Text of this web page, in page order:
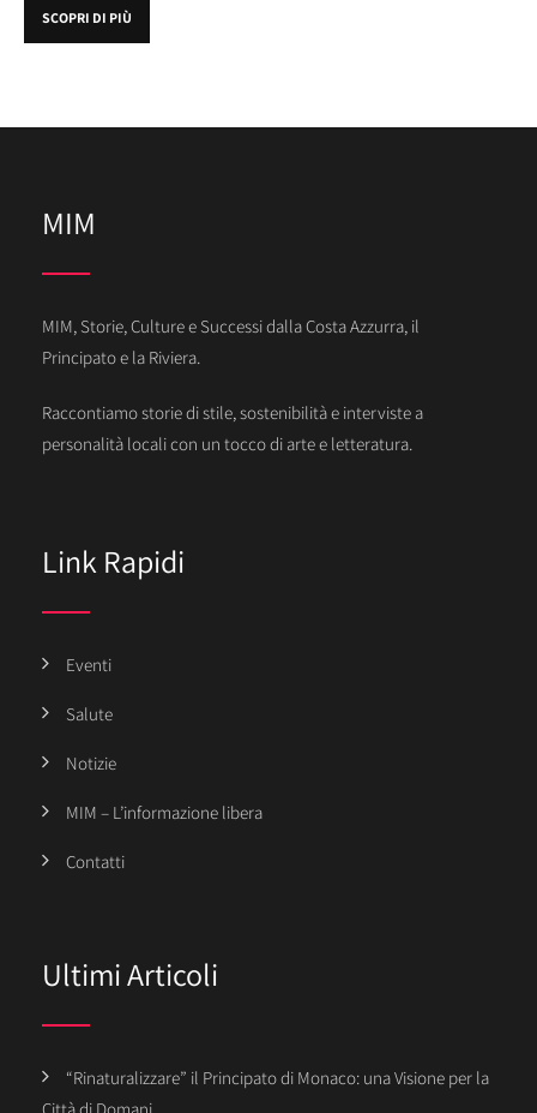
SCOPRI DI PIÙ
MIM
MIM, Storie, Culture e Successi dalla Costa Azzurra, il
Principato e la Riviera.
Raccontiamo storie di stile, sostenibilità e interviste a
personalità locali con un tocco di arte e letteratura.
Link Rapidi
Eventi
Salute
Notizie
MIM – L’informazione libera
Contatti
Ultimi Articoli
“Rinaturalizzare” il Principato di Monaco: una Visione per la